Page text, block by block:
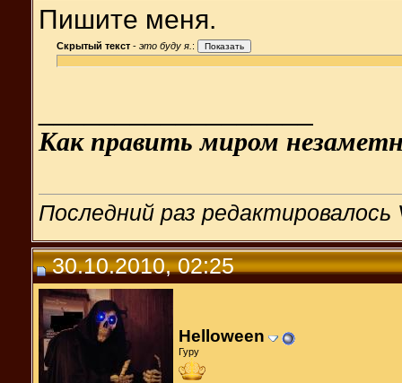
Пишите меня.
Скрытый текст - это буду я. :
Как править миром
Последний раз
30.10.2010, 02:25
Helloween
Гуру